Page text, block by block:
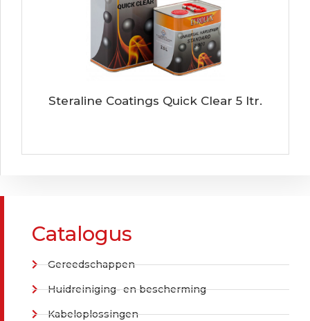
Catalogus
Gereedschappen
Huidreiniging- en bescherming
Kabeloplossingen
Steraline Coatings Quick Clear 5 ltr.